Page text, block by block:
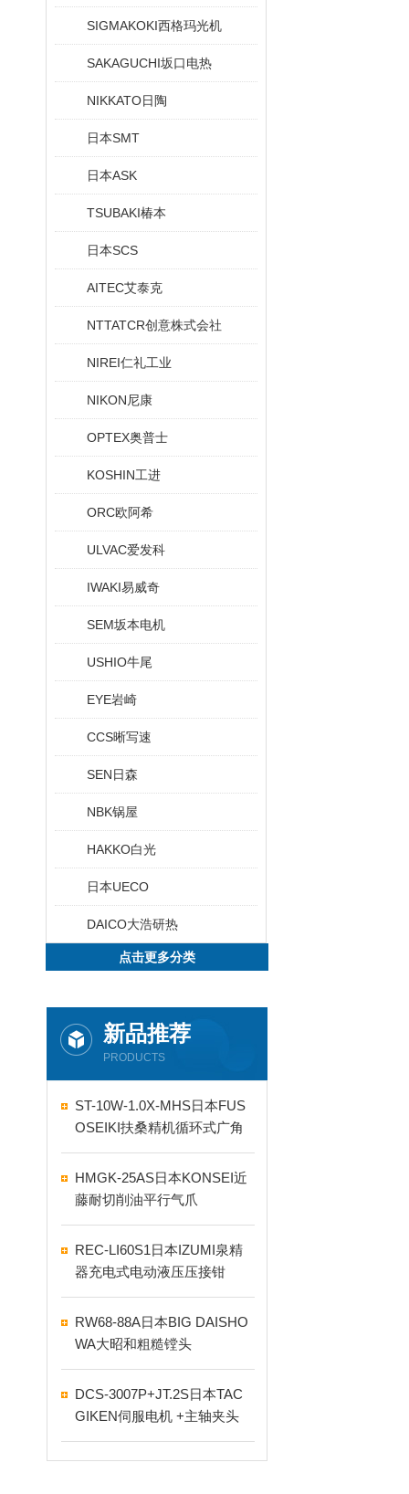
SIGMAKOKI西格玛光机
SAKAGUCHI坂口电热
NIKKATO日陶
日本SMT
日本ASK
TSUBAKI椿本
日本SCS
AITEC艾泰克
NTTATCR创意株式会社
NIREI仁礼工业
NIKON尼康
OPTEX奥普士
KOSHIN工进
ORC欧阿希
ULVAC爱发科
IWAKI易威奇
SEM坂本电机
USHIO牛尾
EYE岩崎
CCS晰写速
SEN日森
NBK锅屋
HAKKO白光
日本UECO
DAICO大浩研热
点击更多分类
新品推荐
PRODUCTS
ST-10W-1.0X-MHS日本FUS
OSEIKI扶桑精机循环式广角
自动喷嘴
HMGK-25AS日本KONSEI近
藤耐切削油平行气爪
REC-LI60S1日本IZUMI泉精
器充电式电动液压压接钳
RW68-88A日本BIG DAISHO
WA大昭和粗糙镗头
DCS-3007P+JT.2S日本TAC
GIKEN伺服电机 +主轴夹头